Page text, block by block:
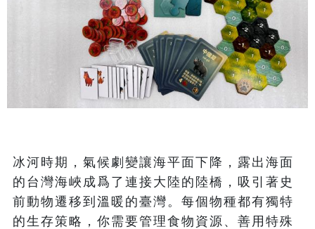
冰河時期，氣候劇變讓海平面下降，露出海面
的台灣海峽成爲了連接大陸的陸橋，吸引著史
前動物遷移到溫暖的臺灣。每個物種都有獨特
的生存策略，你需要管理食物資源、善用特殊